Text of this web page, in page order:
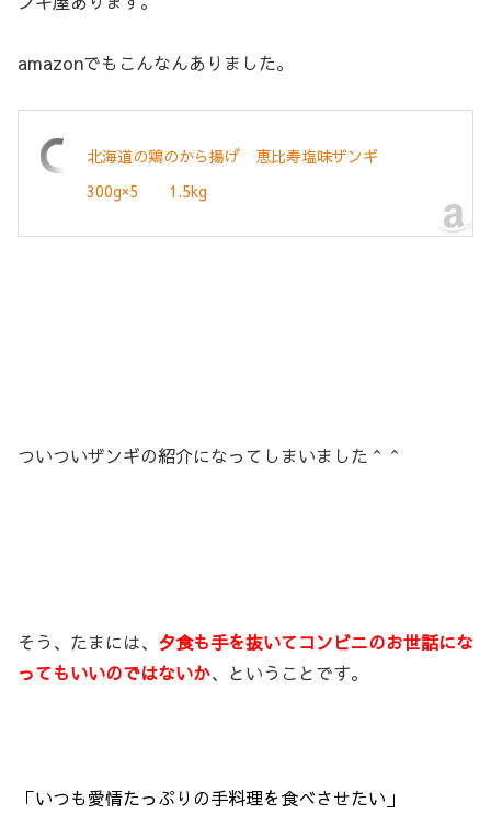
amazonでもこんなんありました。
北海道の鶏のから揚げ 恵比寿塩味ザンギ
300g×5 1.5kg
ついついザンギの紹介になってしまいました＾＾
そう、たまには、 夕食も手を抜いてコンビニのお世話にな
ってもいいのではないか、ということです。
「いつも愛情たっぷりの手料理を食べさせたい」